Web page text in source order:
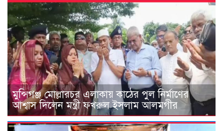
মুন্সিগঞ্জ মোল্লারচর এলাকায় কাঠের পুল নির্মাণের
আশ্বাস দিলেন মন্ত্রী ফখরুল ইসলাম আলমগীর